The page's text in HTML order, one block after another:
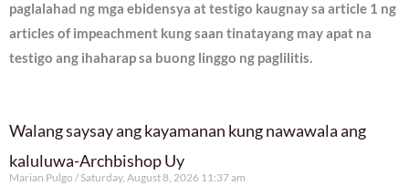
paglalahad ng mga ebidensya at testigo kaugnay sa article 1 ng
articles of impeachment kung saan tinatayang may apat na
testigo ang ihaharap sa buong linggo ng paglilitis.
Walang saysay ang kayamanan kung nawawala ang
kaluluwa-Archbishop Uy
Marian Pulgo Saturday, August 8, 2026 11:37 am